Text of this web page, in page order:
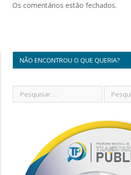
Os comentários estão fechados.
NÃO ENCONTROU O QUE QUERIA?